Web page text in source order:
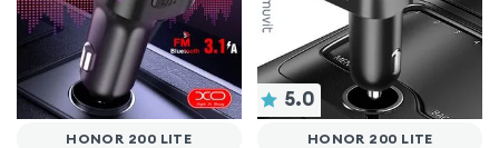
HONOR 200 LITE
5.0
HONOR 200 LITE